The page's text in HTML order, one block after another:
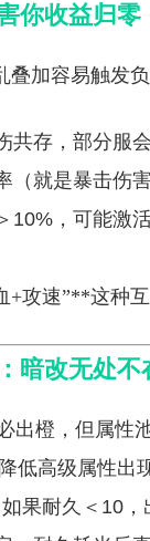
你收益归零
叠加容易触发
共存，部分服
（就是暴击伤
10%，可能激
+攻速”**这种
暗改无处不
出橙，但属性
低高级属性出
果耐久＜10